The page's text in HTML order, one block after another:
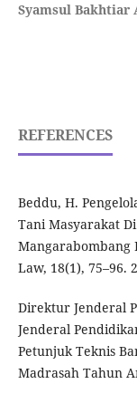
Syamsul Bakhtiar
REFERENCES
Beddu, H.
Tani Masyarakat
Mangarabombang
Law, 18(1), 75–96.
Direktur Jenderal
Jenderal
Petunjuk Teknis
Madrasah Tahun